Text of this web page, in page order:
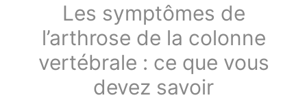
Les symptômes de
l’arthrose de la colonne
vertébrale : ce que vous
devez savoir